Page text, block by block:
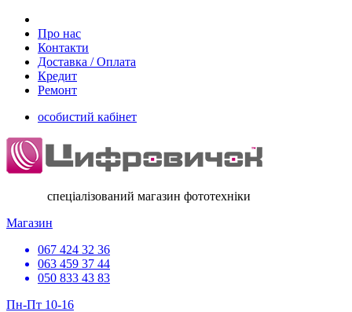
Про нас
Контакти
Доставка / Оплата
Кредит
Ремонт
особистий кабінет
спеціалізований магазин фототехніки
Магазин
067 424 32 36
063 459 37 44
050 833 43 83
Пн-Пт 10-16